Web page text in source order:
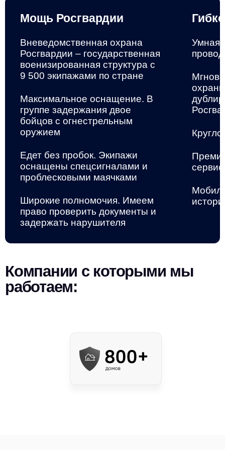
Мощь Росгвардии
Вневедомственная охрана
Росгвардии – государственная
военизированная структура с
9 500 экипажами по стране
Максимальное оснащение. В
группе задержания двое
бойцов с огнестрельным
оружием
Едет без пробок. Экипажи
оснащены спецсигналами и
проблесковыми маячками
Широкие полномочия. Имеем
право проверить документы и
задержать нарушителя
Умная
сервис
Компании с которыми мы
работаем: